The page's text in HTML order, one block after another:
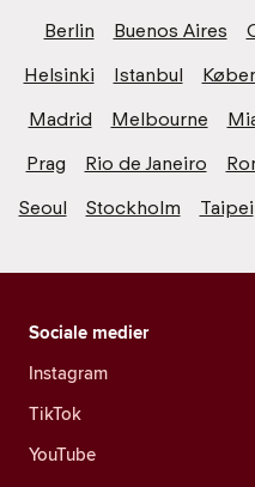
Berlin
Buenos Aires
Helsinki
Istanbul
Madrid
Melbourne
Prag
Rio de Janeiro
Seoul
Stockholm Taipei
Sociale medier
Instagram
TikTok
YouTube